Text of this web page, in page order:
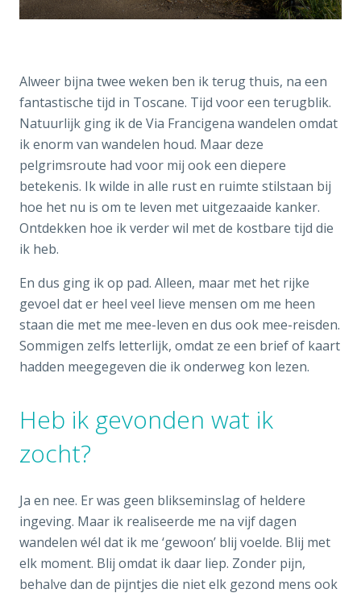
Alweer bijna twee weken ben ik terug thuis, na een
fantastische tijd in Toscane. Tijd voor een terugblik.
Natuurlijk ging ik de Via Francigena wandelen omdat
ik enorm van wandelen houd. Maar deze
pelgrimsroute had voor mij ook een diepere
betekenis. Ik wilde in alle rust en ruimte stilstaan bij
hoe het nu is om te leven met uitgezaaide kanker.
Ontdekken hoe ik verder wil met de kostbare tijd die
ik heb.
En dus ging ik op pad. Alleen, maar met het rijke
gevoel dat er heel veel lieve mensen om me heen
staan die met me mee-leven en dus ook mee-reisden.
Sommigen zelfs letterlijk, omdat ze een brief of kaart
hadden meegegeven die ik onderweg kon lezen.
Heb ik gevonden wat ik
zocht?
Ja en nee. Er was geen blikseminslag of heldere
ingeving. Maar ik realiseerde me na vijf dagen
wandelen wél dat ik me ‘gewoon’ blij voelde. Blij met
elk moment. Blij omdat ik daar liep. Zonder pijn,
behalve dan de pijntjes die niet elk gezond mens ook